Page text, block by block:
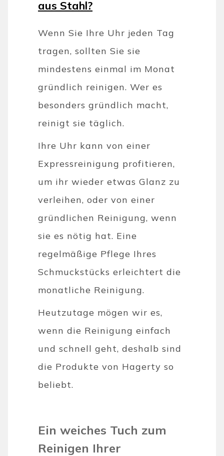
aus Stahl?
Wenn Sie Ihre Uhr jeden Tag
tragen, sollten Sie sie
mindestens einmal im Monat
gründlich reinigen. Wer es
besonders gründlich macht,
reinigt sie täglich.
Ihre Uhr kann von einer
Expressreinigung profitieren,
um ihr wieder etwas Glanz zu
verleihen, oder von einer
gründlichen Reinigung, wenn
sie es nötig hat. Eine
regelmäßige Pflege Ihres
Schmuckstücks erleichtert die
monatliche Reinigung.
Heutzutage mögen wir es,
wenn die Reinigung einfach
und schnell geht, deshalb sind
die Produkte von Hagerty so
beliebt.
Ein weiches Tuch zum
Reinigen Ihrer